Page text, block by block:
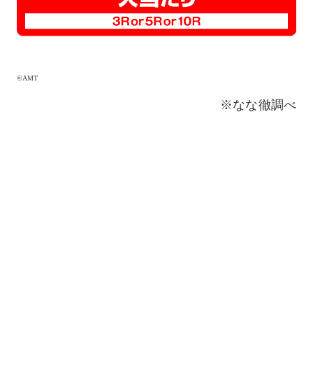
©AMT
※なな徹調べ